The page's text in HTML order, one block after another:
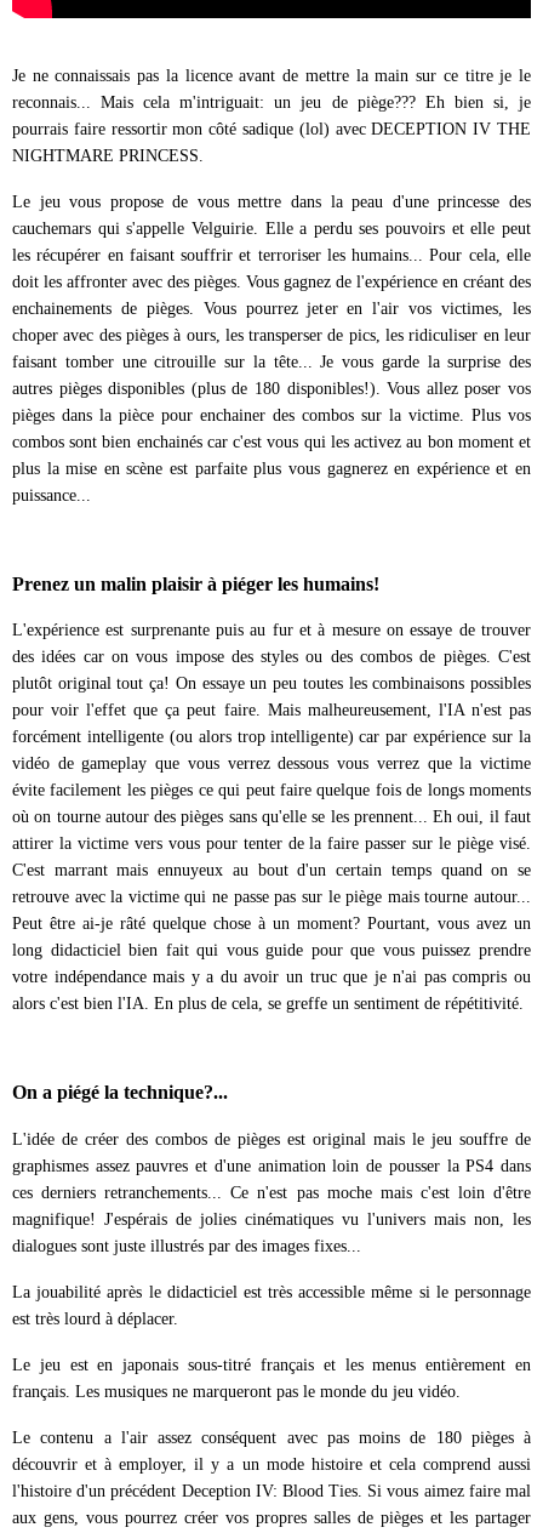
Je ne connaissais pas la licence avant de mettre la main sur ce titre je le
reconnais... Mais cela m'intriguait: un jeu de piège??? Eh bien si, je
pourrais faire ressortir mon côté sadique (lol) avec DECEPTION IV THE
NIGHTMARE PRINCESS.
Le jeu vous propose de vous mettre dans la peau d'une princesse des
cauchemars qui s'appelle Velguirie. Elle a perdu ses pouvoirs et elle peut
les récupérer en faisant souffrir et terroriser les humains... Pour cela, elle
doit les affronter avec des pièges. Vous gagnez de l'expérience en créant des
enchainements de pièges. Vous pourrez jeter en l'air vos victimes, les
choper avec des pièges à ours, les transperser de pics, les ridiculiser en leur
faisant tomber une citrouille sur la tête... Je vous garde la surprise des
autres pièges disponibles (plus de 180 disponibles!). Vous allez poser vos
pièges dans la pièce pour enchainer des combos sur la victime. Plus vos
combos sont bien enchainés car c'est vous qui les activez au bon moment et
plus la mise en scène est parfaite plus vous gagnerez en expérience et en
puissance...
Prenez un malin plaisir à piéger les humains!
L'expérience est surprenante puis au fur et à mesure on essaye de trouver
des idées car on vous impose des styles ou des combos de pièges. C'est
plutôt original tout ça! On essaye un peu toutes les combinaisons possibles
pour voir l'effet que ça peut faire. Mais malheureusement, l'IA n'est pas
forcément intelligente (ou alors trop intelligente) car par expérience sur la
vidéo de gameplay que vous verrez dessous vous verrez que la victime
évite facilement les pièges ce qui peut faire quelque fois de longs moments
où on tourne autour des pièges sans qu'elle se les prennent... Eh oui, il faut
attirer la victime vers vous pour tenter de la faire passer sur le piège visé.
C'est marrant mais ennuyeux au bout d'un certain temps quand on se
retrouve avec la victime qui ne passe pas sur le piège mais tourne autour...
Peut être ai-je râté quelque chose à un moment? Pourtant, vous avez un
long didacticiel bien fait qui vous guide pour que vous puissez prendre
votre indépendance mais y a du avoir un truc que je n'ai pas compris ou
alors c'est bien l'IA. En plus de cela, se greffe un sentiment de répétitivité.
On a piégé la technique?...
L'idée de créer des combos de pièges est original mais le jeu souffre de
graphismes assez pauvres et d'une animation loin de pousser la PS4 dans
ces derniers retranchements... Ce n'est pas moche mais c'est loin d'être
magnifique! J'espérais de jolies cinématiques vu l'univers mais non, les
dialogues sont juste illustrés par des images fixes...
La jouabilité après le didacticiel est très accessible même si le personnage
est très lourd à déplacer.
Le jeu est en japonais sous-titré français et les menus entièrement en
français. Les musiques ne marqueront pas le monde du jeu vidéo.
Le contenu a l'air assez conséquent avec pas moins de 180 pièges à
découvrir et à employer, il y a un mode histoire et cela comprend aussi
l'histoire d'un précédent Deception IV: Blood Ties. Si vous aimez faire mal
aux gens, vous pourrez créer vos propres salles de pièges et les partager